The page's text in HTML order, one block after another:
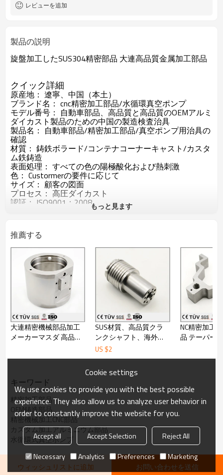
レビューを追加
製品の説明
旋盤加工したSUS304精密部品 大連高品質金属加工部品
クイック詳細
原産地： 遼寧、中国（本土）
ブランド名： cnc精密加工部品/水循環真空ポンプ
モデル番号： 自動車部品、高品質と高品質のOEMアルミ
ダイカスト製品のための中国の製造検査治具
製品名： 自動車部品/精密加工部品/真空ポンプ用治具の
確認
材質： 鋳鉄ボラード/コンテナコーナーキャスト/カスタ
ム鉄鋳造
表面処理： すべての色の陽極酸化および熱刺激
色： Custormerの要件に応じて
サイズ： 顧客の図面
プロセス： 高圧ダイカスト
認証： ISO9001：2008
OEMカスタマイズ
梱包と配送
パッケージの詳細
自動車部品用精密加工部
品/水循環式真空ポンプの
中国製造検査治具
パッケージの詳細：
1、ビニール袋、真珠 - 綿
パッケージ。
2、カートンに詰める。
3、カートンをシールする
もっと見ます
推薦する
大連精密機械部品加工
メーカーマスダ 高品質
SUS材質、高品質クラ
ンクシャフト、海外輸
出高精密金属パーツ
US $2
NC精密加工
品 テーパー
キーワード
精密加工部品
OEM鋳造部品
精密機械加工CNC部品
カスタム加工アルミニウム部品
水循環式真空ポンプ
ウィッシュリストに追加 お問い合わせを送信
Cookie settings
We use cookies to provide you with the best possible
experience. They also allow us to analyze user behavior in
order to constantly improve the website for you.
Accept all Accept Selection
Reject All
Necessary
Analytics Preferences Marketing